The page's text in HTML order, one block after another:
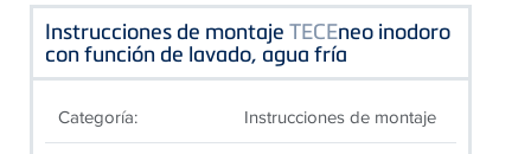
Instrucciones de montaje TECEneo inodoro
con función de lavado, agua fría
Categoría: Instrucciones de montaje